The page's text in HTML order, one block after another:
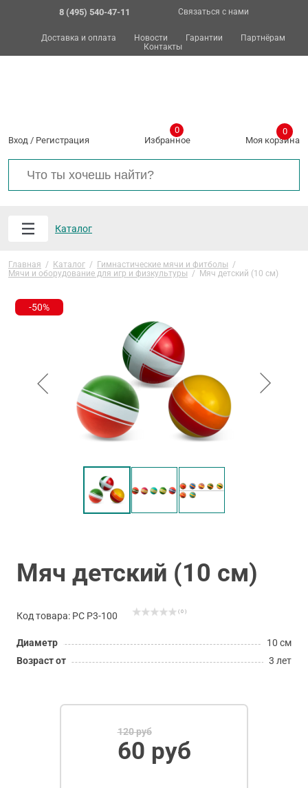
8 (495) 540-47-11 Связаться с нами
Доставка и оплата Новости Гарантии
Партнёрам
Контакты
Вход / Регистрация Избранное
0
Моя корзина
0
Каталог
Главная / Каталог / Гимнастические мячи и фитболы /
Мячи и оборудование для игр и физкультуры / Мяч детский (10 см)
-50%
Мяч детский (10 см)
Код товара: РС Р3-100 ( 0 )
Диаметр
10 см
Возраст от
3 лет
120 руб
60 руб